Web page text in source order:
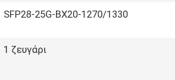
SFP28-25G-BX20-1270/1330
1 ζευγάρι